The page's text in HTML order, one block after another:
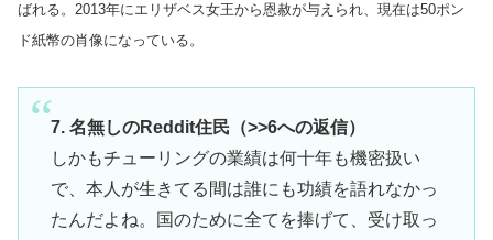
ばれる。2013年にエリザベス女王から恩赦が与えられ、現在は50ポン
ド紙幣の肖像になっている。
7. 名無しのReddit住民（>>6への返信）
しかもチューリングの業績は何十年も機密扱い
で、本人が生きてる間は誰にも功績を語れなかっ
たんだよね。国のために全てを捧げて、受け取っ